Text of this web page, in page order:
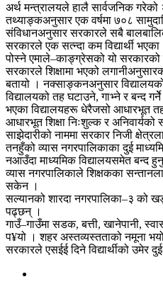
अर्थ मन्त्रालयले हालै सार्वजनिक
तथ्याङ्कअनुसार एक वर्षमा ७०८
संविधानअनुसार सरकारले सबै
सरकारले एक सत्न्दा कम विद्यार्थी
पोस्ने एमाले–काङ्ग्रेसको यो सरकारको
सरकारले शिक्षामा भएको
बतायो । नक्साङ्कनअनुसार
विद्यालयको तह घटाउने, गाभ्ने र बन्द
भएका विद्यालयहरू धेरैजसो आधारभूत
आधारभूत शिक्षा निःशुल्क र
साझेदारीको नाममा सरकार निजी
तनहुँको व्यास नगरपालिकाका दुई
नआउँदा माध्यमिक विद्यालयसमेत बन्द
व्यास नगरपालिकाले शिक्षकका
सकेन ।
सल्यानको शारदा नगरपालिका–३ को
पढ्छन् ।
गाउँ–गाउँमा सडक, बत्ती, खानेपानी,
प¥यो । शहर अस्तव्यस्तताको नमूना
सरकारले एसईई दिने विद्यार्थीको उमेर